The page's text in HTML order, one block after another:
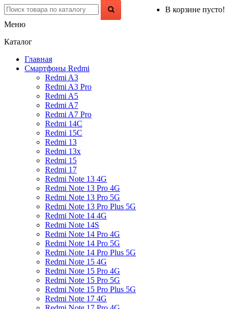
В корзине пусто!
Меню
Каталог
Главная
Смартфоны Redmi
Redmi A3
Redmi A3 Pro
Redmi A5
Redmi A7
Redmi A7 Pro
Redmi 14C
Redmi 15C
Redmi 13
Redmi 13x
Redmi 15
Redmi 17
Redmi Note 13 4G
Redmi Note 13 Pro 4G
Redmi Note 13 Pro 5G
Redmi Note 13 Pro Plus 5G
Redmi Note 14 4G
Redmi Note 14S
Redmi Note 14 Pro 4G
Redmi Note 14 Pro 5G
Redmi Note 14 Pro Plus 5G
Redmi Note 15 4G
Redmi Note 15 Pro 4G
Redmi Note 15 Pro 5G
Redmi Note 15 Pro Plus 5G
Redmi Note 17 4G